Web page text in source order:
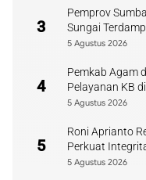
3
Pemprov
Sungai
5 Agustus 2026
4
Pemkab Agam
Pelayanan KB
5 Agustus 2026
5
Roni Aprianto
Perkuat
5 Agustus 2026